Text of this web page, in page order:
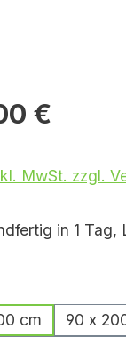
€
MwSt. zzgl.
in 1 Tag,
cm
90 x